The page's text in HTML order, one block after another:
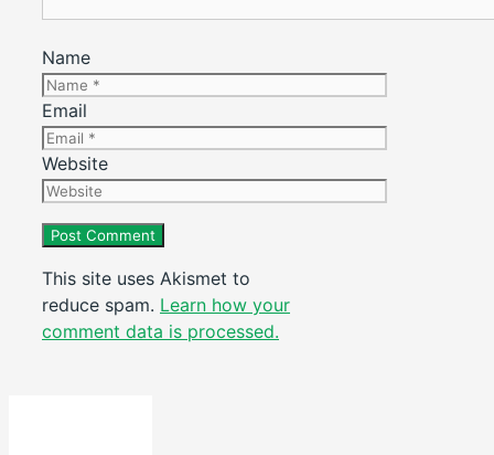
Name
Email
Website
This site uses Akismet to
reduce spam. Learn how your
comment data is processed.